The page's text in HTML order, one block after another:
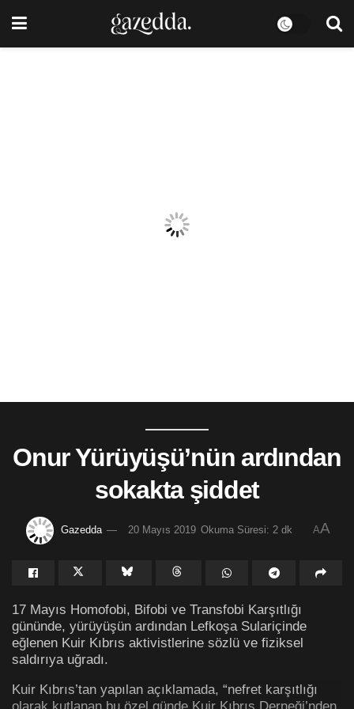
Onur Yürüyüşü’nün ardından
sokakta şiddet
Gazedda 20 Mayıs 2019 Okuma Süresi: 2 dk AA
17 Mayıs Homofobi, Bifobi ve Transfobi Karşıtlığı
gününde, yürüyüşün ardından Lefkoşa Sulariçinde
eğlenen Kuir Kıbrıs aktivistlerine sözlü ve fiziksel
saldırıya uğradı.
Kuir Kıbrıs’tan yapılan açıklamada, “nefret karşıtlığı